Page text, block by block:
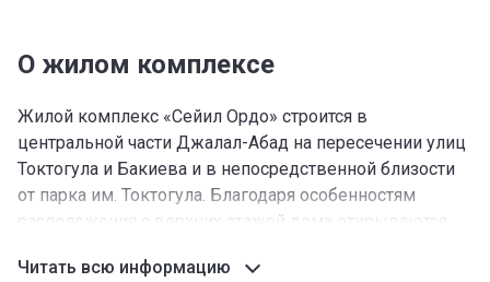
О жилом комплексе
Жилой комплекс «Сейил Ордо» строится в
центральной части Джалал-Абад на пересечении улиц
Токтогула и Бакиева и в непосредственной близости
от парка им. Токтогула. Благодаря особенностям
расположения с верхних этажей дома открываются
курорта.
Читать всю информацию